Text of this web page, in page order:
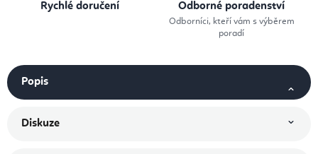
Rychlé doručení Odborné poradenství
Odborníci, kteří vám s výběrem
poradí
Popis
Diskuze